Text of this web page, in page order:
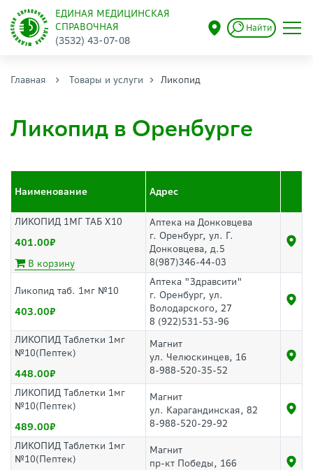
ЕДИНАЯ МЕДИЦИНСКАЯ
СПРАВОЧНАЯ
(3532) 43-07-08
Найти
Главная Товары и услуги Ликопид
Ликопид в Оренбурге
Наименование Адрес
ЛИКОПИД 1МГ ТАБ Х10
401.00
В корзину
Аптека на Донковцева
г. Оренбург, ул. Г.
Донковцева, д.5
8(987)346-44-03
Ликопид таб. 1мг №10
403.00
Аптека "Здравсити"
г. Оренбург, ул.
Володарского, 27
8 (922)531-53-96
ЛИКОПИД Таблетки 1мг
№10(Пептек)
448.00
Магнит
ул. Челюскинцев, 16
8-988-520-35-52
ЛИКОПИД Таблетки 1мг
№10(Пептек)
489.00
Магнит
ул. Карагандинская, 82
8-988-520-29-92
ЛИКОПИД Таблетки 1мг
№10(Пептек)
Магнит
пр-кт Победы, 166